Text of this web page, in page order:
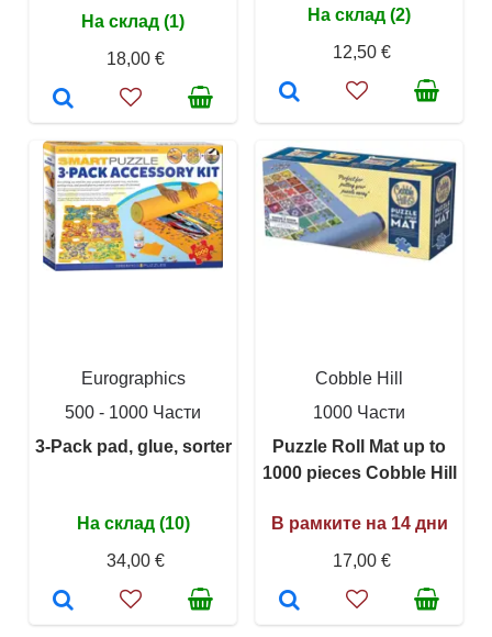
На склад (1)
18,00 €
На склад (2)
12,50 €
Eurographics
500 - 1000 Части
3-Pack pad, glue, sorter
На склад (10)
34,00 €
Cobble Hill
1000 Части
Puzzle Roll Mat up to
1000 pieces Cobble Hill
В рамките на 14 дни
17,00 €